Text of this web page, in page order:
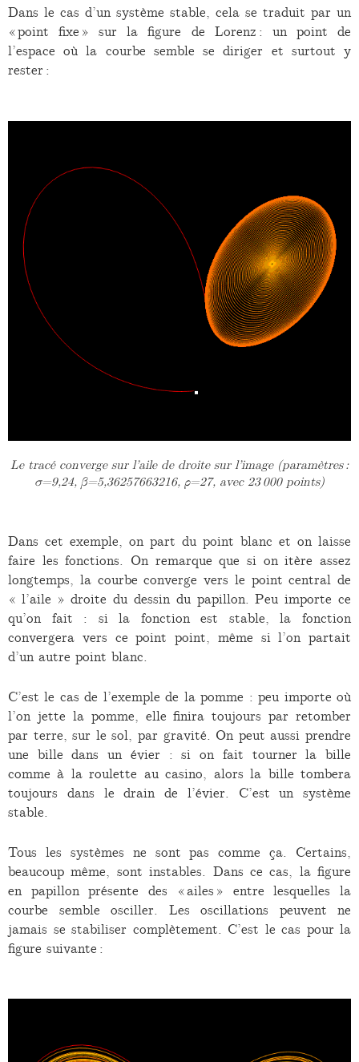
Dans le cas d’un système stable, cela se traduit par un
« point fixe » sur la figure de Lorenz : un point de
l’espace où la courbe semble se diriger et surtout y
rester :
Le tracé converge sur l’aile de droite sur l’image (paramètres :
σ=9,24, β=5,36257663216, ρ=27, avec 23 000 points)
Dans cet exemple, on part du point blanc et on laisse
faire les fonctions. On remarque que si on itère assez
longtemps, la courbe converge vers le point central de
« l’aile » droite du dessin du papillon. Peu importe ce
qu’on fait : si la fonction est stable, la fonction
convergera vers ce point point, même si l’on partait
d’un autre point blanc.
C’est le cas de l’exemple de la pomme : peu importe où
l’on jette la pomme, elle finira toujours par retomber
par terre, sur le sol, par gravité. On peut aussi prendre
une bille dans un évier : si on fait tourner la bille
comme à la roulette au casino, alors la bille tombera
toujours dans le drain de l’évier. C’est un système
stable.
Tous les systèmes ne sont pas comme ça. Certains,
beaucoup même, sont instables. Dans ce cas, la figure
en papillon présente des « ailes » entre lesquelles la
courbe semble osciller. Les oscillations peuvent ne
jamais se stabiliser complètement. C’est le cas pour la
figure suivante :